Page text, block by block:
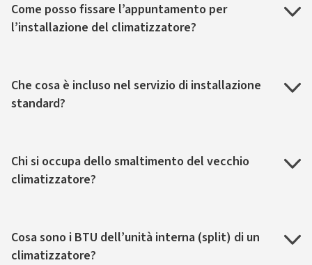
Come posso fissare l’appuntamento per
l’installazione del climatizzatore?
Che cosa è incluso nel servizio di installazione
standard?
Chi si occupa dello smaltimento del vecchio
climatizzatore?
Cosa sono i BTU dell’unità interna (split) di un
climatizzatore?